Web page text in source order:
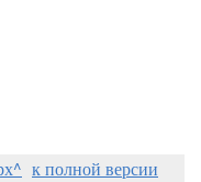
к полной версии